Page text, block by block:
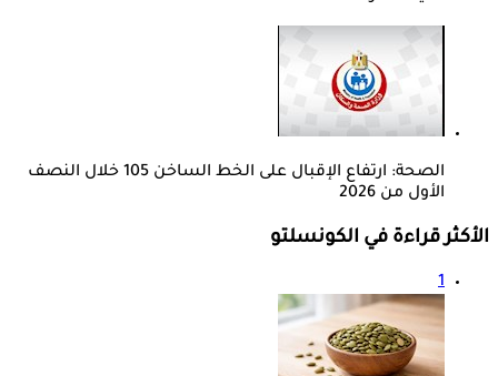
الصحة: ارتفاع الإقبال على الخط الساخن 105 خلال النصف
الأول من 2026
الأكثر قراءة في الكونسلتو
1